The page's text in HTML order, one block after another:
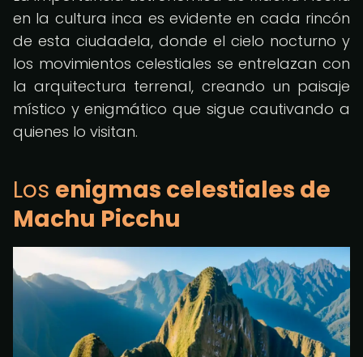
en la cultura inca es evidente en cada rincón
de esta ciudadela, donde el cielo nocturno y
los movimientos celestiales se entrelazan con
la arquitectura terrenal, creando un paisaje
místico y enigmático que sigue cautivando a
quienes lo visitan.
Los enigmas celestiales de
Machu Picchu